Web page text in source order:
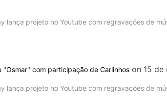
lança projeto no Youtube com regravações de
"Osmar" com participação de Carlinhos on 15 de
lança projeto no Youtube com regravações de